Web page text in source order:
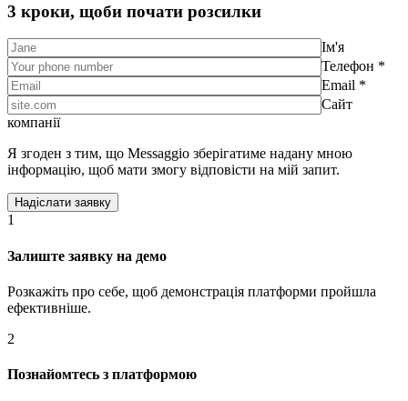
3 кроки, щоби почати розсилки
Ім'я
Телефон *
Email *
Сайт
компанії
Я згоден з тим, що Messaggio зберігатиме надану мною
інформацію, щоб мати змогу відповісти на мій запит.
1
Залиште заявку на демо
Розкажіть про себе, щоб демонстрація платформи пройшла
ефективніше.
2
Познайомтесь з платформою